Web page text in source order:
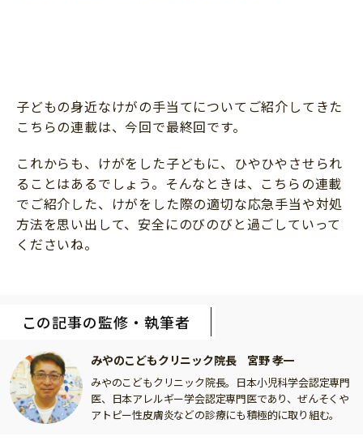
子どもの身近なけがの手当てについてご紹介してきた
こちらの連載は、今回で最終回です。
これからも、けがをした子どもに、ひやひやさせられ
ることはあるでしょう。そんなときは、こちらの連載
でご紹介した、けがをした際の適切な応急手当や対処
方法を思い出して、安全にのびのびと過ごしていって
くださいね。
この記事の監修・執筆者
みやのこどもクリニック院長 宮野 孝一
みやのこどもクリニック院長。日本小児科学会認定専門
医、日本アレルギー学会認定専門医であり、ぜんそくや
アトピー性皮膚炎などの診療にも積極的に取り組む。